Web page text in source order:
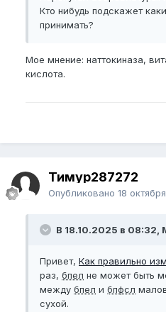
(Кстати говоря, за те 4
результатов которые не
, какие
же какие бады купить
Кто нибудь подскажет
принимать?
Мое мнение: наттокиназа,
кислота.
Тимур287272
Опубликовано 18
В 18.10.2025 в 08:32,
Привет, Как правильно
раз, бпел не может быть
между бпел и бпфсл
сухой.